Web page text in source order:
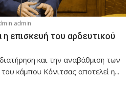
admin
η επισκευή του αρδευτικού
και την αναβάθμιση των
κάμπου Κόνιτσας αποτελεί η...